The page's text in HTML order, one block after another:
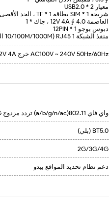
منفذ الشبكة RJ45 1 (10/100M/1000M التكيف)
AC100V ~ 240V 50Hz/60Hz خرج DC 12V 4A محول قياسي صيني مع شهادة CCC
واي فاي 802.11(a/b/g/n/ac) تردد مزدوج 2.4G 5G واي فاي
BT5.0 (بلي)
2G/3G/4G
دعم نظام تحديد المواقع بيدو